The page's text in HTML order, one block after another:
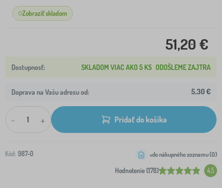
Zobraziť skladom
51,20 €
SKLADOM VIAC AKO 5 KS ODOŠLEME ZAJTRA
Doprava na Vašu adresu od: 5,30 €
- + Pridať do košíka
Kód: 987-0
Hodnotenie (178) 4.5
+do nákupného zoznamu (0)